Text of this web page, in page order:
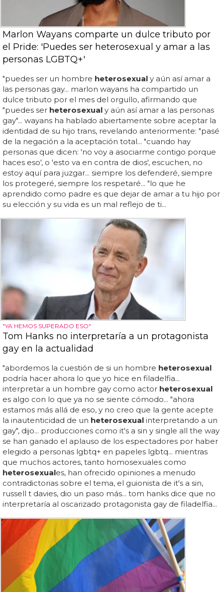
Marlon Wayans comparte un dulce tributo por
el Pride: 'Puedes ser heterosexual y amar a las
personas LGBTQ+'
"puedes ser un hombre heterosexual y aún así amar a
las personas gay... marlon wayans ha compartido un
dulce tributo por el mes del orgullo, afirmando que
"puedes ser heterosexual y aún así amar a las personas
gay"... wayans ha hablado abiertamente sobre aceptar la
identidad de su hijo trans, revelando anteriormente: "pasé
de la negación a la aceptación total... "cuando hay
personas que dicen: 'no voy a asociarme contigo porque
haces eso', o 'esto va en contra de dios', escuchen, no
estoy aquí para juzgar... siempre los defenderé, siempre
los protegeré, siempre los respetaré... "lo que he
aprendido como padre es que dejar de amar a tu hijo por
su elección y su vida es un mal reflejo de ti...
"YA HEMOS SUPERADO ESO"
Tom Hanks no interpretaría a un protagonista
gay en la actualidad
"abordemos la cuestión de si un hombre heterosexual
podría hacer ahora lo que yo hice en filadelfia...
interpretar a un hombre gay como actor heterosexual
es algo con lo que ya no se siente cómodo... "ahora
estamos más allá de eso, y no creo que la gente acepte
la inautenticidad de un heterosexual interpretando a un
gay", dijo... producciones como it's a sin y single all the way
se han ganado el aplauso de los espectadores por haber
elegido a personas lgbtq+ en papeles lgbtq... mientras
que muchos actores, tanto homosexuales como
heterosexuales, han ofrecido opiniones a menudo
contradictorias sobre el tema, el guionista de it's a sin,
russell t davies, dio un paso más... tom hanks dice que no
interpretaría al oscarizado protagonista gay de filadelfia...